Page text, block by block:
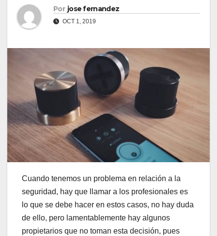
Por jose fernandez
OCT 1, 2019
Cuando tenemos un problema en relación a la
seguridad, hay que llamar a los profesionales es
lo que se debe hacer en estos casos, no hay duda
de ello, pero lamentablemente hay algunos
propietarios que no toman esta decisión, pues